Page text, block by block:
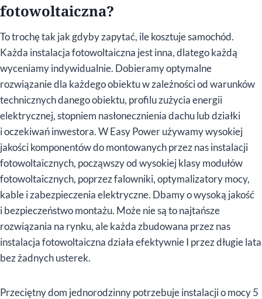
fotowoltaiczna?
To trochę tak jak gdyby zapytać, ile kosztuje samochód.
Każda instalacja fotowoltaiczna jest inna, dlatego każdą
wyceniamy indywidualnie. Dobieramy optymalne
rozwiązanie dla każdego obiektu w zależności od warunków
technicznych danego obiektu, profilu zużycia energii
elektrycznej, stopniem nasłonecznienia dachu lub działki
i oczekiwań inwestora. W Easy Power używamy wysokiej
jakości komponentów do montowanych przez nas instalacji
fotowoltaicznych, począwszy od wysokiej klasy modułów
fotowoltaicznych, poprzez falowniki, optymalizatory mocy,
kable i zabezpieczenia elektryczne. Dbamy o wysoką jakość
i bezpieczeństwo montażu. Może nie są to najtańsze
rozwiązania na rynku, ale każda zbudowana przez nas
instalacja fotowoltaiczna działa efektywnie I przez długie lata
bez żadnych usterek.
Przeciętny dom jednorodzinny potrzebuje instalacji o mocy 5